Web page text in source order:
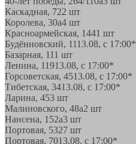
Каскадная, 722 шт
Королева, 30а4 шт
Красноармейская, 1441 шт
Будённовский, 1113.08, с 17:00*
Базарная, 111 шт
Ленина, 11913.08, с 17:00*
Горсоветская, 4513.08, с 17:00*
Тибетская, 3413.08, с 17:00*
Ларина, 453 шт
Малиновского, 48а2 шт
Нансена, 152а3 шт
Портовая, 5327 шт
Портовая, 7013.08, с 17:00*